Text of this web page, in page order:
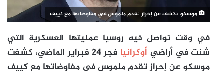
موسكو تكشف عن إحراز تقدم ملموس في مفاوضاتها مع كييف
في وقت تواصل فيه روسيا عمليتها العسكرية التي
شنت في أراضي أوكرانيا
فجر 24 فبراير الماضي، كشفت
موسكو عن إحراز تقدم ملموس في مفاوضاتها مع كييف